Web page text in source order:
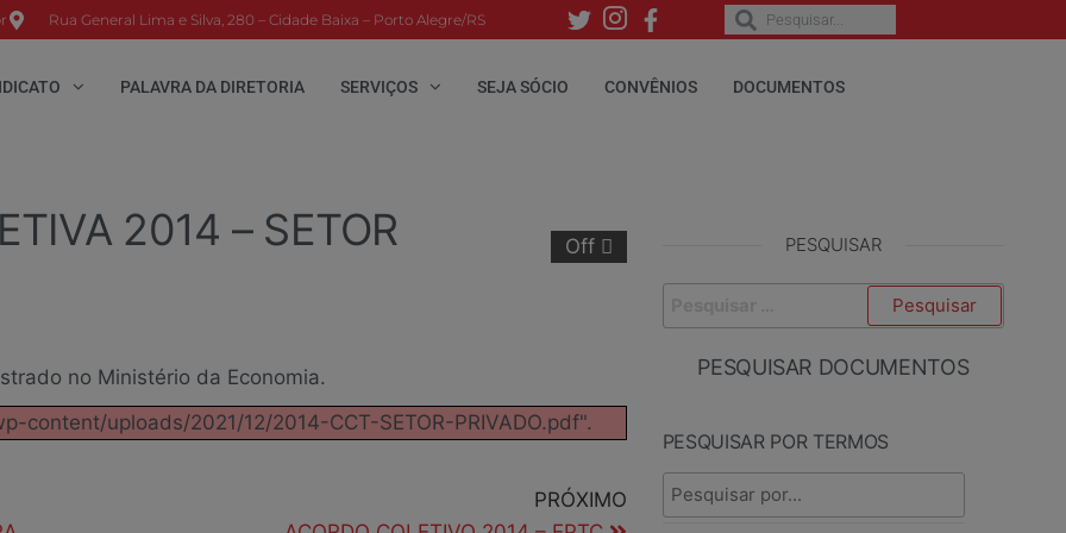
Rua General Lima e Silva, 280 – Cidade Baixa – Porto Alegre/RS
PALAVRA DA DIRETORIA SERVIÇOS SEJA SÓCIO CONVÊNIOS DOCUMENTOS
Off
2014 – SETOR
no Ministério da Economia.
content/uploads/2021/12/2014-CCT-SETOR-PRIVADO.pdf".
PRÓXIMO
PESQUISAR
PESQUISAR DOCUMENTOS
PESQUISAR POR TERMOS